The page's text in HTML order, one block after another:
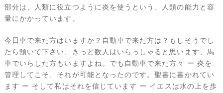
部分は、人類に役立つように炎を使うという、人類の能力と容
量にかかっています。
今日車で来た方はいますか？自動車で来た方は？もしそうでし
たら頷いて下さい、きっと数人はいらっしゃると思います、馬
車でいらした方もいますよね。でも自動車で来た方々 ー 炎を
管理してこそ、それが可能となったのです。聖書に書かれてい
ます ー そして私はそれを信じています ー イエスは水の上を歩